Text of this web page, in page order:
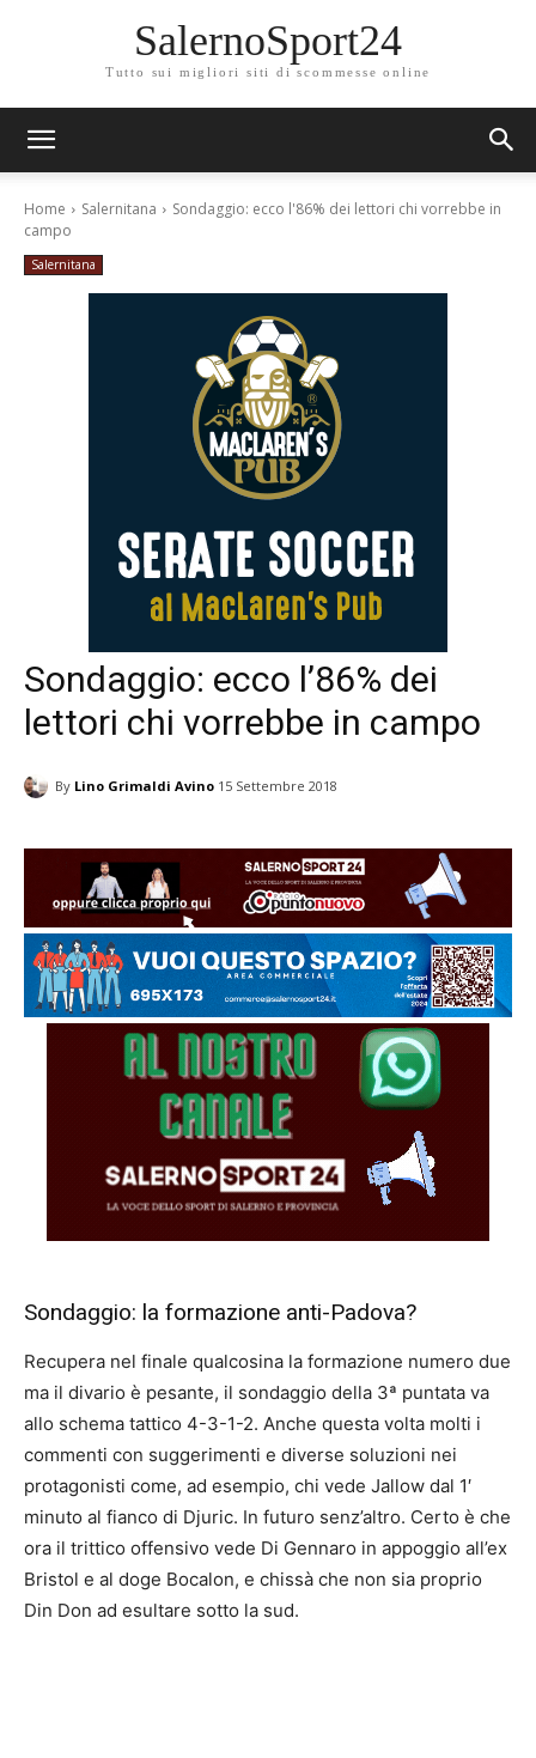
SalernoSport24
Tutto sui migliori siti di scommesse online
Home Salernitana
Sondaggio: ecco l'86% dei lettori chi vorrebbe in
campo
Salernitana
Sondaggio: ecco l’86% dei
lettori chi vorrebbe in campo
By Lino Grimaldi Avino 15 Settembre 2018
Sondaggio: la formazione anti-Padova?
Recupera nel finale qualcosina la formazione numero due
ma il divario è pesante, il sondaggio della 3ª puntata va
allo schema tattico 4-3-1-2. Anche questa volta molti i
commenti con suggerimenti e diverse soluzioni nei
protagonisti come, ad esempio, chi vede Jallow dal 1′
minuto al fianco di Djuric. In futuro senz’altro. Certo è che
ora il trittico offensivo vede Di Gennaro in appoggio all’ex
Bristol e al doge Bocalon, e chissà che non sia proprio
Din Don ad esultare sotto la sud.